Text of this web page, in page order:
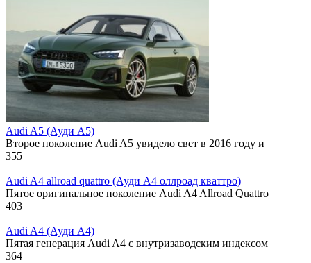
Audi A5 (Ауди А5)
Второе поколение Audi A5 увидело свет в 2016 году и
355
Audi A4 allroad quattro (Ауди А4 оллроад кваттро)
Пятое оригинальное поколение Audi A4 Allroad Quattro
403
Audi A4 (Ауди А4)
Пятая генерация Audi A4 с внутризаводским индексом
364